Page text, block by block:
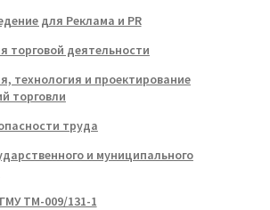
для Реклама и PR
торговой деятельности
технология и проектирование
торговли
труда
и муниципального
ТМ-009/131-1